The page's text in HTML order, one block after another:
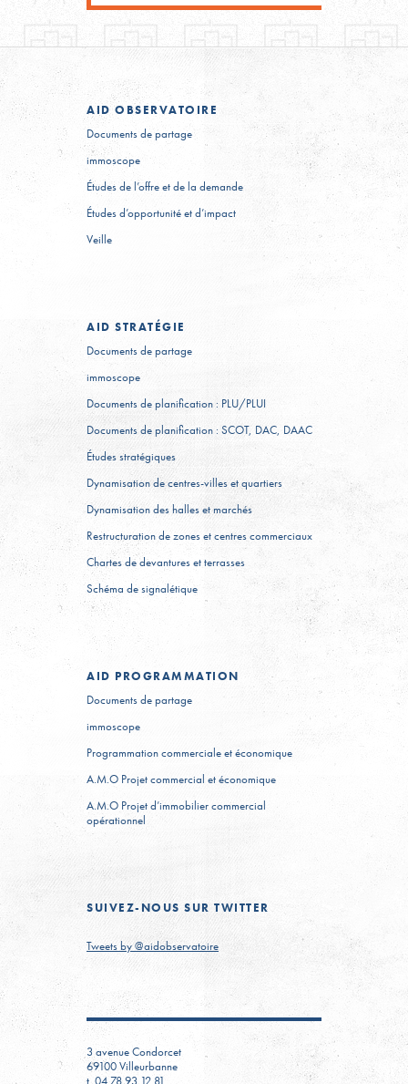
AIDOBSERVATOIRE
Documents de partage
immoscope
Études de l’offre et de la demande
Études d’opportunité et d’impact
Veille
AID STRATÉGIE
Documents de partage
immoscope
Documents de planification : PLU/PLUI
Documents de planification : SCOT, DAC, DAAC
Études stratégiques
Dynamisation de centres-villes et quartiers
Dynamisation des halles et marchés
Restructuration de zones et centres commerciaux
Chartes de devantures et terrasses
Schéma de signalétique
AID PROGRAMMATION
Documents de partage
immoscope
Programmation commerciale et économique
A.M.O Projet commercial et économique
A.M.O Projet d’immobilier commercial
opérationnel
SUIVEZ-NOUS SUR TWITTER
Tweets by @aidobservatoire
3 avenue Condorcet
69100 Villeurbanne
t. 04 78 93 12 81